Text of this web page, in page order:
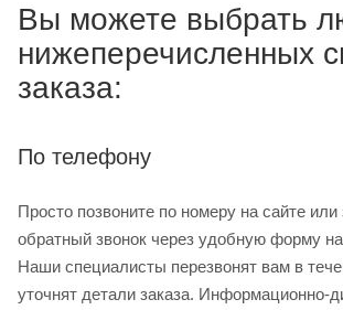
Вы можете выбрать
нижеперечисленных
заказа:
По телефону
Просто позвоните по номеру на сайте или
обратный звонок через удобную форму
Наши специалисты перезвонят вам в
уточнят детали заказа. Информационно-